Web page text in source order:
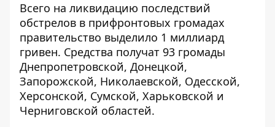
Всего на ликвидацию последствий
обстрелов в прифронтовых громадах
правительство выделило 1 миллиард
гривен. Средства получат 93 громады
Днепропетровской, Донецкой,
Запорожской, Николаевской, Одесской,
Херсонской, Сумской, Харьковской и
Черниговской областей.